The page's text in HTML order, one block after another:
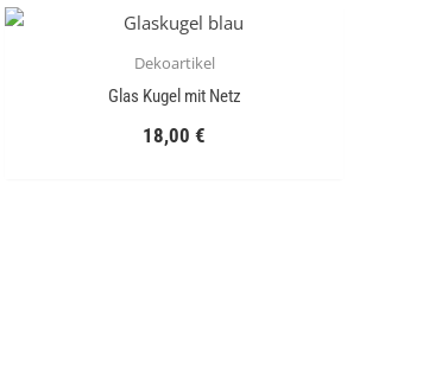
Dekoartikel
Glas Kugel mit Netz
18,00 €